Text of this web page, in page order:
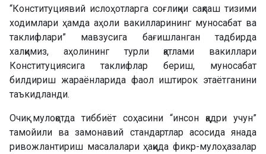
“Конституциявий ислоҳотларга соғлиқни сақлаш тизими
ходимлари ҳамда аҳоли вакилларининг муносабат ва
таклифлари” мавзусига бағишланган тадбирда
халқимиз, аҳолининг турли қатлами вакиллари
Конституциясига таклифлар бериш, муносабат
билдириш жараёнларида фаол иштирок этаётганини
таъкидланди.
Очиқ мулоқотда тиббиёт соҳасини “инсон қадри учун”
тамойили ва замонавий стандартлар асосида янада
ривожлантириш масалалари ҳақида фикр-мулоҳазалар